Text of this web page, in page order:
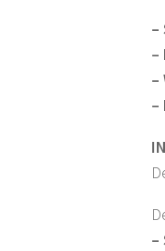
–
–
–
–
–